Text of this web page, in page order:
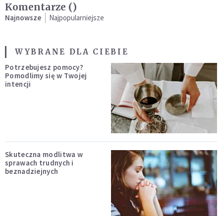
Komentarze ()
Najnowsze Najpopularniejsze
WYBRANE DLA CIEBIE
Potrzebujesz pomocy?
Pomodlimy się w Twojej
intencji
Skuteczna modlitwa w
sprawach trudnych i
beznadziejnych